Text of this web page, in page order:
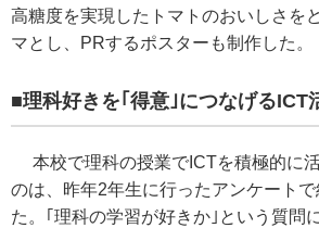
高糖度を実現したトマトのおいしさを
マとし、
PRするポスターも制作した。
■理科好きを｢得意｣につなげるICT
本校で理科の授業で ICTを積極的に
のは、昨年2年生に行ったアンケート
た。｢理科の学習が好きか｣という質問